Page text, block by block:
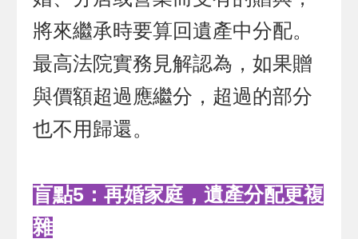
將來繼承時要算回遺產中分配。
最高法院實務見解認為，如果贈
與價額超過應繼分，超過的部分
也不用歸還。
盲點5：再婚家庭，遺產分配更複
雜